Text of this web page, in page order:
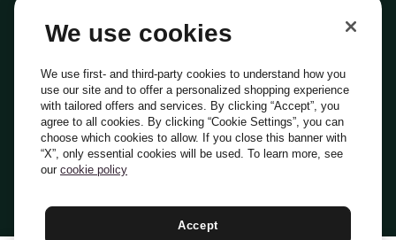
Everli Shoppers
Scopri chi siamo
Domande frequenti
Lavora con noi
Diventa Shopper
Investitori
PrivacyCookiePreferenze Cookie
Termini e Condizioni
Italiano
We use cookies
We use first- and third-party cookies to understand how you
use our site and to offer a personalized shopping experience
with tailored offers and services. By clicking “Accept”, you
agree to all cookies. By clicking “Cookie Settings”, you can
choose which cookies to allow. If you close this banner with
“X”, only essential cookies will be used. To learn more, see
our cookie policy
Accept